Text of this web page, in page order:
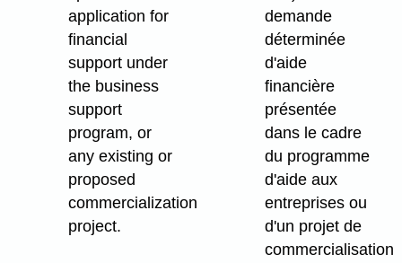
application for
financial
support under
the business
support
program, or
any existing or
proposed
commercialization
project.
demande
déterminée
d'aide
financière
présentée
dans le cadre
du programme
d'aide aux
entreprises ou
d'un projet de
commercialisation